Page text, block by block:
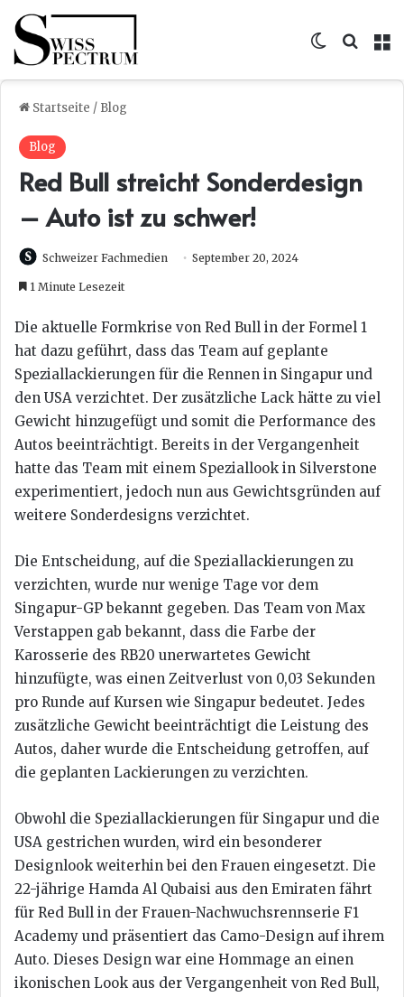
Skin
Startseite / Blog
Blog
Red Bull streicht Sonderdesign
– Auto ist zu schwer!
Schweizer Fachmedien September 20, 2024
1 Minute Lesezeit
Die aktuelle Formkrise von Red Bull in der Formel 1
hat dazu geführt, dass das Team auf geplante
Speziallackierungen für die Rennen in Singapur und
den USA verzichtet. Der zusätzliche Lack hätte zu viel
Gewicht hinzugefügt und somit die Performance des
Autos beeinträchtigt. Bereits in der Vergangenheit
hatte das Team mit einem Speziallook in Silverstone
experimentiert, jedoch nun aus Gewichtsgründen auf
weitere Sonderdesigns verzichtet.
Die Entscheidung, auf die Speziallackierungen zu
verzichten, wurde nur wenige Tage vor dem
Singapur-GP bekannt gegeben. Das Team von Max
Verstappen gab bekannt, dass die Farbe der
Karosserie des RB20 unerwartetes Gewicht
hinzufügte, was einen Zeitverlust von 0,03 Sekunden
pro Runde auf Kursen wie Singapur bedeutet. Jedes
zusätzliche Gewicht beeinträchtigt die Leistung des
Autos, daher wurde die Entscheidung getroffen, auf
die geplanten Lackierungen zu verzichten.
Obwohl die Speziallackierungen für Singapur und die
USA gestrichen wurden, wird ein besonderer
Designlook weiterhin bei den Frauen eingesetzt. Die
22-jährige Hamda Al Qubaisi aus den Emiraten fährt
für Red Bull in der Frauen-Nachwuchsrennserie F1
Academy und präsentiert das Camo-Design auf ihrem
Auto. Dieses Design war eine Hommage an einen
ikonischen Look aus der Vergangenheit von Red Bull,